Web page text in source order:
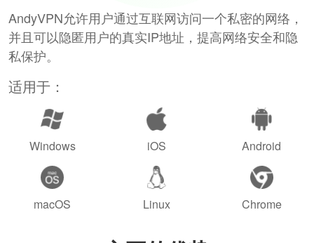
AndyVPN允许用户通过互联网访问一个私密的网络，
并且可以隐匿用户的真实IP地址，提高网络安全和隐
私保护。
适用于：
Windows iOS Android
macOS Linux Chrome